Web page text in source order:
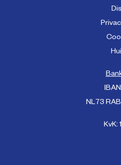
NL73
KvK: